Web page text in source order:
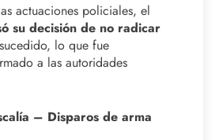
actuaciones policiales, el
su decisión de no radicar
lo que fue
a las autoridades
– Disparos de arma